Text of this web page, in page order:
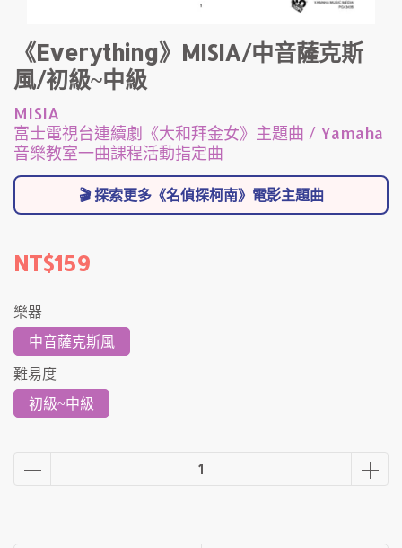
《Everything》MISIA/中音薩克斯
風/初級~中級
MISIA
富士電視台連續劇《大和拜金女》主題曲 / Yamaha
音樂教室一曲課程活動指定曲
🎬 探索更多《名偵探柯南》電影主題曲
NT$159
樂器
中音薩克斯風
難易度
初級~中級